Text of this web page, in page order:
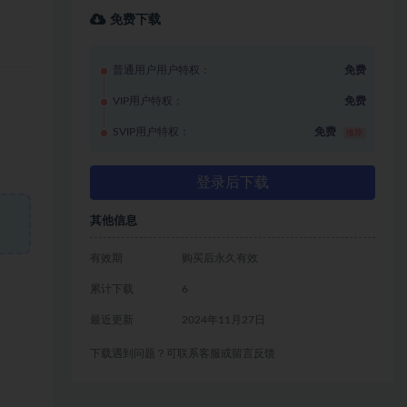
免费下载
普通用户用户特权： 免费
VIP用户特权： 免费
SVIP用户特权： 免费
登录后下载
其他信息
有效期 购买后永久有效
累计下载 6
最近更新 2024年11月27日
下载遇到问题？可联系客服或留言反馈